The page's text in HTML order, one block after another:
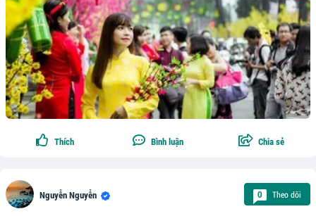
Thích Bình luận Chia sẻ
Nguyễn Nguyễn 0 Theo dõi